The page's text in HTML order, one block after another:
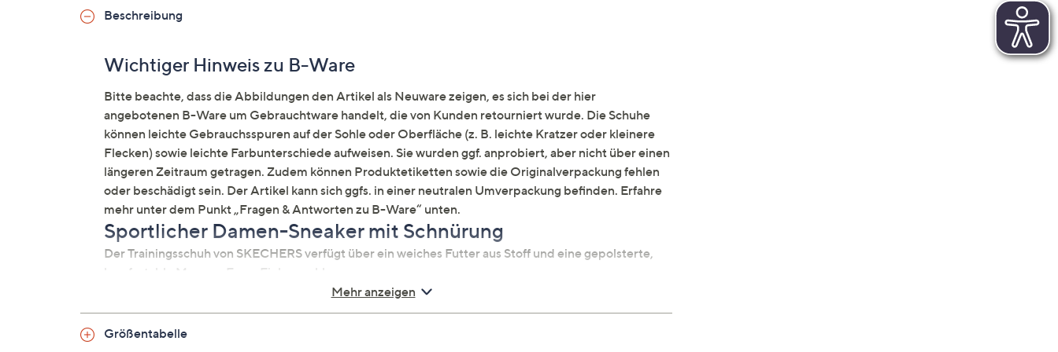
Beschreibung
Wichtiger Hinweis zu B-Ware
Bitte beachte, dass die Abbildungen den Artikel als Neuware zeigen, es sich bei der hier
angebotenen B-Ware um Gebrauchtware handelt, die von Kunden retourniert wurde. Die Schuhe
können leichte Gebrauchsspuren auf der Sohle oder Oberfläche (z. B. leichte Kratzer oder kleinere
Flecken) sowie leichte Farbunterschiede aufweisen. Sie wurden ggf. anprobiert, aber nicht über einen
längeren Zeitraum getragen. Zudem können Produktetiketten sowie die Originalverpackung fehlen
oder beschädigt sein. Der Artikel kann sich ggfs. in einer neutralen Umverpackung befinden. Erfahre
mehr unter dem Punkt „Fragen & Antworten zu B-Ware“ unten.
Sportlicher Damen-Sneaker mit Schnürung
Der Trainingsschuh von SKECHERS verfügt über ein weiches Futter aus Stoff und eine gepolsterte,
komfortable Memory Foam Einlegesohle.
Auf einen Blick
Damen-Sneaker Graceful
Mehr anzeigen
Größentabelle